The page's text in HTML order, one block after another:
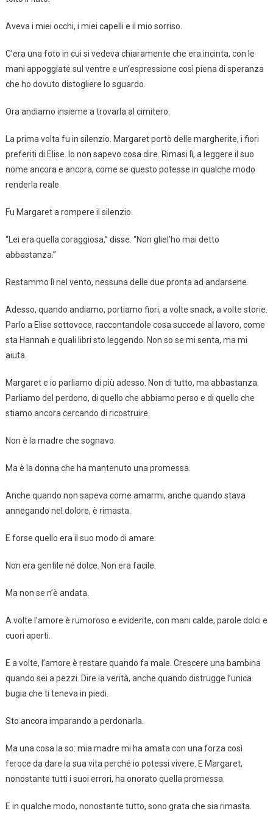
Aveva i miei occhi, i miei capelli e il mio sorriso.
C’era una foto in cui si vedeva chiaramente che era incinta, con le
mani appoggiate sul ventre e un’espressione così piena di speranza
che ho dovuto distogliere lo sguardo.
Ora andiamo insieme a trovarla al cimitero.
La prima volta fu in silenzio. Margaret portò delle margherite, i fiori
preferiti di Elise. Io non sapevo cosa dire. Rimasi lì, a leggere il suo
nome ancora e ancora, come se questo potesse in qualche modo
renderla reale.
Fu Margaret a rompere il silenzio.
“Lei era quella coraggiosa,” disse. “Non gliel’ho mai detto
abbastanza.”
Restammo lì nel vento, nessuna delle due pronta ad andarsene.
Adesso, quando andiamo, portiamo fiori, a volte snack, a volte storie.
Parlo a Elise sottovoce, raccontandole cosa succede al lavoro, come
sta Hannah e quali libri sto leggendo. Non so se mi senta, ma mi
aiuta.
Margaret e io parliamo di più adesso. Non di tutto, ma abbastanza.
Parliamo del perdono, di quello che abbiamo perso e di quello che
stiamo ancora cercando di ricostruire.
Non è la madre che sognavo.
Ma è la donna che ha mantenuto una promessa.
Anche quando non sapeva come amarmi, anche quando stava
annegando nel dolore, è rimasta.
E forse quello era il suo modo di amare.
Non era gentile né dolce. Non era facile.
Ma non se n’è andata.
A volte l’amore è rumoroso e evidente, con mani calde, parole dolci e
cuori aperti.
E a volte, l’amore è restare quando fa male. Crescere una bambina
quando sei a pezzi. Dire la verità, anche quando distrugge l’unica
bugia che ti teneva in piedi.
Sto ancora imparando a perdonarla.
Ma una cosa la so: mia madre mi ha amata con una forza così
feroce da dare la sua vita perché io potessi vivere. E Margaret,
nonostante tutti i suoi errori, ha onorato quella promessa.
E in qualche modo, nonostante tutto, sono grata che sia rimasta.